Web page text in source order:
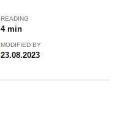
READING
4 min
MODIFIED BY
23.08.2023